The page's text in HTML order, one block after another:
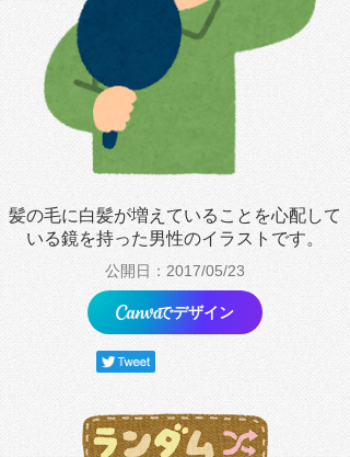
髪の毛に白髪が増えていることを心配して
いる鏡を持った男性のイラストです。
公開日：2017/05/23
でデザイン